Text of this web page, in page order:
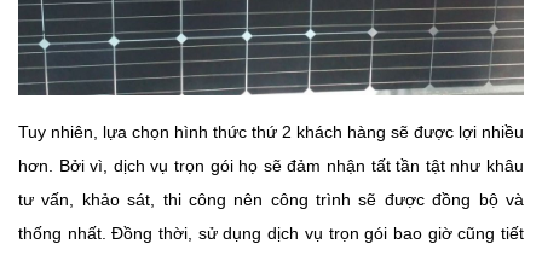
Tuy nhiên, lựa chọn hình thức thứ 2 khách hàng sẽ được lợi nhiều
hơn. Bởi vì, dịch vụ trọn gói họ sẽ đảm nhận tất tần tật như khâu
tư vấn, khảo sát, thi công nên công trình sẽ được đồng bộ và
thống nhất. Đồng thời, sử dụng dịch vụ trọn gói bao giờ cũng tiết